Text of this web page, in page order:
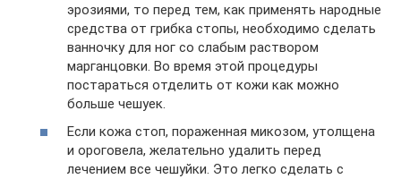
эрозиями, то перед тем, как применять народные
средства от грибка стопы, необходимо сделать
ванночку для ног со слабым раствором
марганцовки. Во время этой процедуры
постараться отделить от кожи как можно
больше чешуек.
Если кожа стоп, пораженная микозом, утолщена
и ороговела, желательно удалить перед
лечением все чешуйки. Это легко сделать с